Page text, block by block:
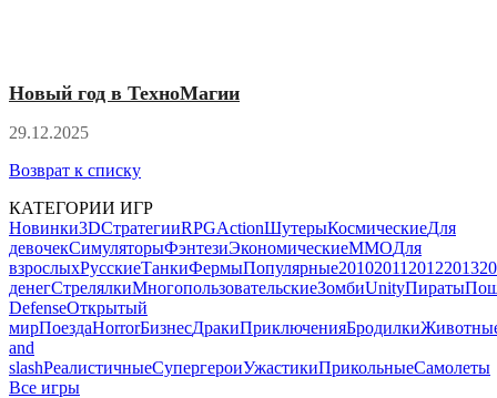
Новый год в ТехноМагии
29.12.2025
Возврат к списку
КАТЕГОРИИ ИГР
Новинки3DСтратегииRPGActionШутерыКосмическиеДля
девочекСимуляторыФэнтезиЭкономическиеMMOДля
взрослыхРусскиеТанкиФермыПопулярные20102011 20122013
денегСтрелялкиМногопользовательскиеЗомбиUnityПираты
DefenseОткрытый
мирПоездаHorrorБизнесДракиПриключенияБродилки
and
slashРеалистичныеСупергероиУжастикиПрикольныеСамолеты
Все игры